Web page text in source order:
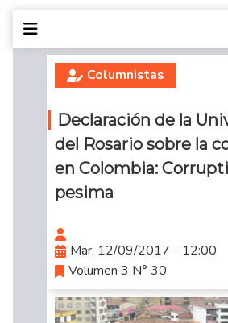
Columnistas
Declaración de la
del Rosario sobre la
en Colombia:
pesima
Mar, 12/09/2017 - 12:00
Volumen 3 N° 30